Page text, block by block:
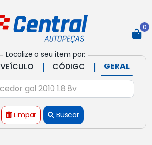
Localize o seu item por:
VEÍCULO | CÓDIGO | GERAL
Limpar Buscar
0